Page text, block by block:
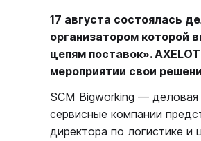
17 августа состоялась
организатором которой
цепям поставок».
мероприятии свои
SCM Bigworking — деловая
сервисные компании
директора по логистике и